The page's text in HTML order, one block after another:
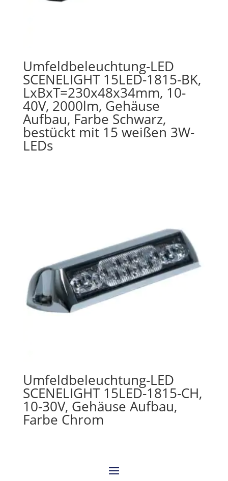
Umfeldbeleuchtung-LED
SCENELIGHT 15LED-1815-BK,
LxBxT=230x48x34mm, 10-
40V, 2000lm, Gehäuse
Aufbau, Farbe Schwarz,
bestückt mit 15 weißen 3W-
LEDs
Umfeldbeleuchtung-LED
SCENELIGHT 15LED-1815-CH,
10-30V, Gehäuse Aufbau,
Farbe Chrom